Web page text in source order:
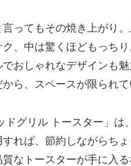
ってもその焼き上がり
、中は驚くほどもっち
おしゃれなデザインも
ら、スペースが限られて
ドグリル トースター」は
れば、節約しながらち
なトースターが手に入